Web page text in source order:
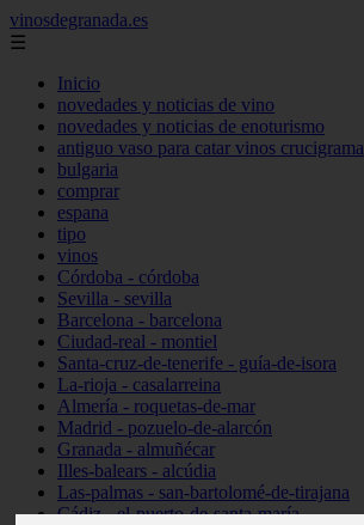
vinosdegranada.es
☰
Inicio
novedades y noticias de vino
novedades y noticias de enoturismo
antiguo vaso para catar vinos crucigrama
bulgaria
comprar
espana
tipo
vinos
Córdoba - córdoba
Sevilla - sevilla
Barcelona - barcelona
Ciudad-real - montiel
Santa-cruz-de-tenerife - guía-de-isora
La-rioja - casalarreina
Almería - roquetas-de-mar
Madrid - pozuelo-de-alarcón
Granada - almuñécar
Illes-balears - alcúdia
Las-palmas - san-bartolomé-de-tirajana
Cádiz - el-puerto-de-santa-maría